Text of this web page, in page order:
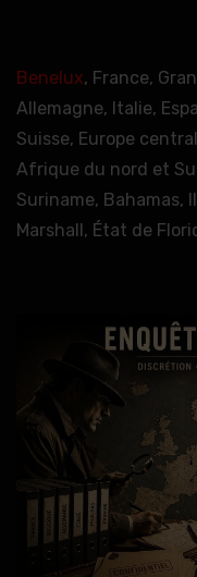
Benelux, France,
Allemagne, Italie,
Suisse, Europe
Afrique du nord et
Suriname, Bahamas,
Marshall, État de